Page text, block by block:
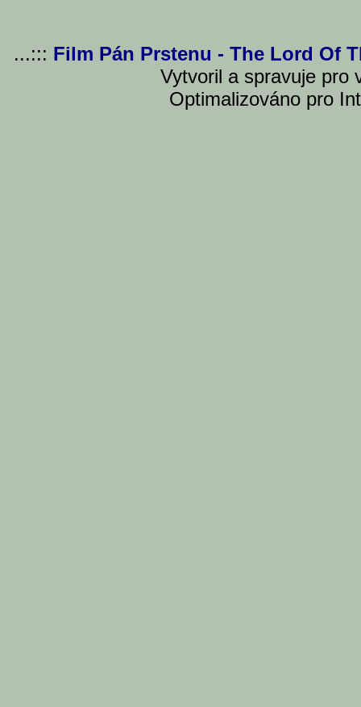
...::: Film Pán Prstenu - The Lord Of
Vytvoril a spravuje pro
Optimalizováno pro